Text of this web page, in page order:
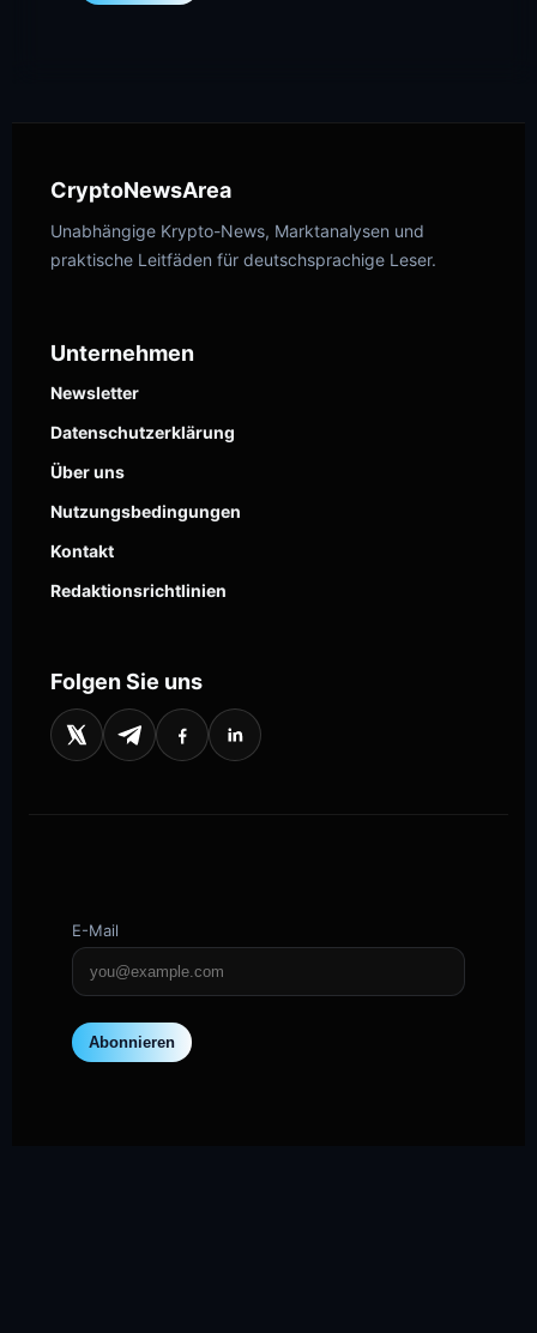
CryptoNewsArea
Unabhängige Krypto-News, Marktanalysen und
praktische Leitfäden für deutschsprachige Leser.
Unternehmen
Newsletter
Datenschutzerklärung
Über uns
Nutzungsbedingungen
Kontakt
Redaktionsrichtlinien
Folgen Sie uns
E-Mail
Abonnieren